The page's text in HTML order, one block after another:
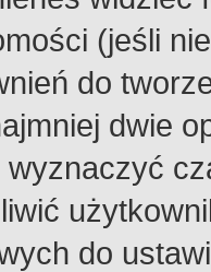
(jeśli
do
dwie
wyznaczyć
do